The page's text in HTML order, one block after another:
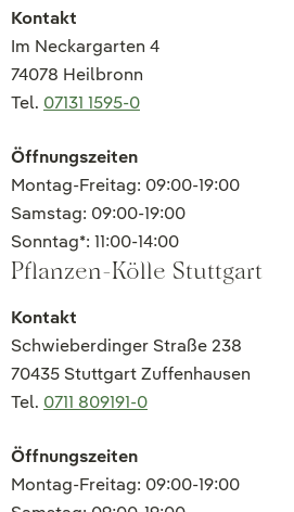
Kontakt
Im Neckargarten 4
74078 Heilbronn
Tel. 07131 1595-0
Öffnungszeiten
Montag-Freitag: 09:00-19:00
Samstag: 09:00-19:00
Sonntag*: 11:00-14:00
Pflanzen-Kölle Stuttgart
Kontakt
Schwieberdinger Straße 238
70435 Stuttgart Zuffenhausen
Tel. 0711 809191-0
Öffnungszeiten
Montag-Freitag: 09:00-19:00